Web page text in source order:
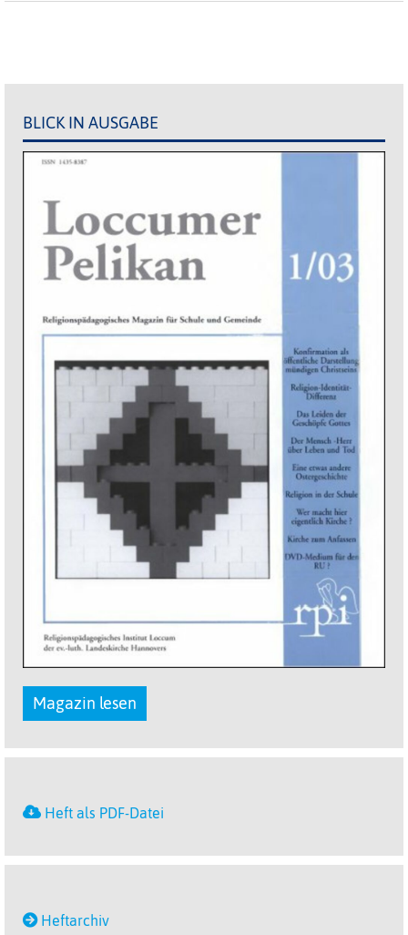
BLICK IN AUSGABE
Magazin lesen
Heft als PDF-Datei
Heftarchiv